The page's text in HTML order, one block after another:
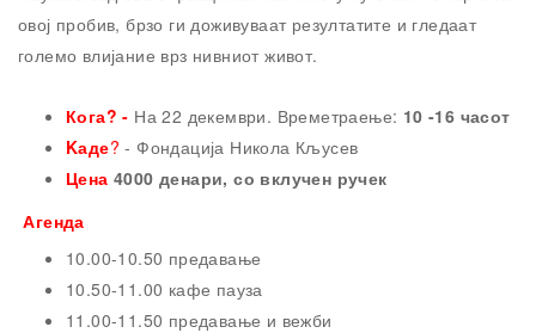
овој пробив, брзо ги доживуваат резултатите и гледаат
големо влијание врз нивниот живот.
Кога? - На 22 декември. Времетраење: 10 -16 часот
Kаде? - Фондација Никола Кљусев
Цена 4000 денари, со вклучен ручек
Агенда
10.00-10.50 предавање
10.50-11.00 кафе пауза
11.00-11.50 предавање и вежби